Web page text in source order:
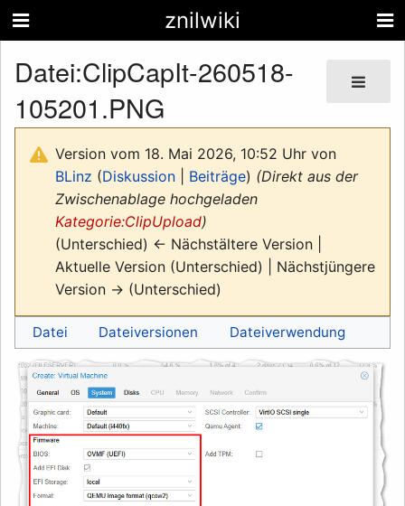
znilwiki
Datei:ClipCapIt-260518-
105201.PNG
Version vom 18. Mai 2026, 10:52 Uhr von
BLinz (Diskussion Beiträge) (Direkt aus der
Zwischenablage hochgeladen
Kategorie:ClipUpload)
(Unterschied) ← Nächstältere Version |
Aktuelle Version (Unterschied) | Nächstjüngere
Version → (Unterschied)
Datei Dateiversionen Dateiverwendung